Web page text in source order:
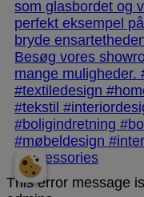
This error message